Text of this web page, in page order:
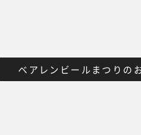
ベアレンビールまつりの